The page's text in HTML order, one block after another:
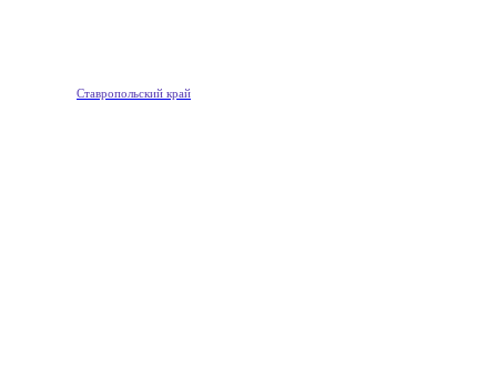
Ставропольский край